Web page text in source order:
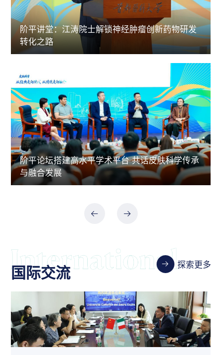
阶平讲堂：江涛院士解锁神经肿瘤创新药物研发
转化之路
阶平论坛搭建高水平学术平台 共话皮肤科学传承
与融合发展
国际交流 探索更多